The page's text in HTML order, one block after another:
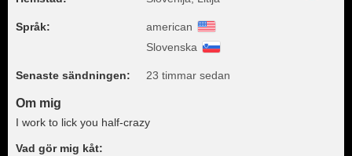
Språk:
american
Slovenska
Senaste sändningen: 23 timmar sedan
Om mig
I work to lick you half-crazy
Vad gör mig kåt: